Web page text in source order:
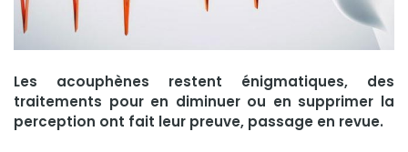
Les acouphènes restent énigmatiques, des
traitements pour en diminuer ou en supprimer la
perception ont fait leur preuve, passage en revue.